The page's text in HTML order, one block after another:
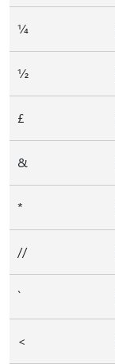
¼
½
£
&
*
//
`
<